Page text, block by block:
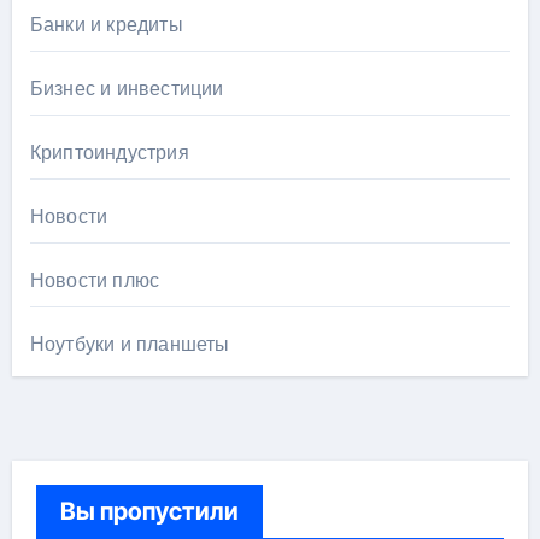
Банки и кредиты
Бизнес и инвестиции
Криптоиндустрия
Новости
Новости плюс
Ноутбуки и планшеты
Вы пропустили